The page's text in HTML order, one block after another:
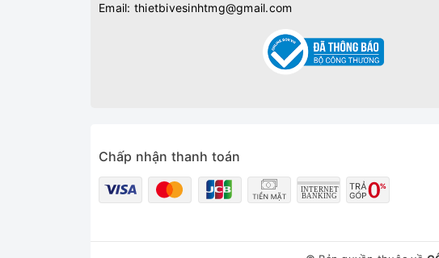
Email: thietbivesinhtmg@gmail.com
Chấp nhận thanh toán